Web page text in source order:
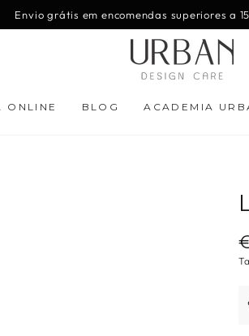
Envio grátis em encomendas superiores a
ONLINE BLOG ACADEMIA